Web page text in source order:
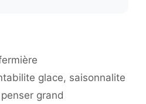
glace, saisonnalite
grand